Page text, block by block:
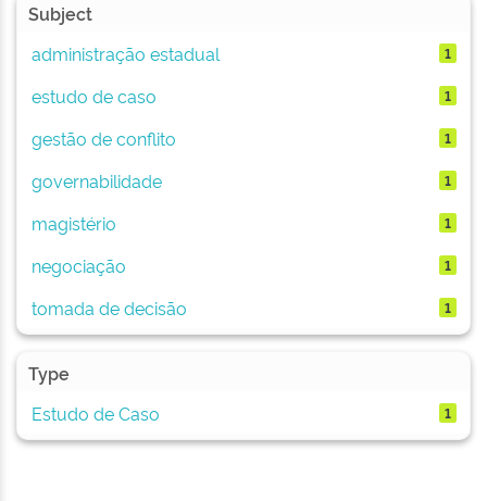
Subject
administração estadual
1
estudo de caso 1
gestão de conflito 1
governabilidade 1
magistério 1
negociação 1
tomada de decisão 1
Type
Estudo de Caso
1